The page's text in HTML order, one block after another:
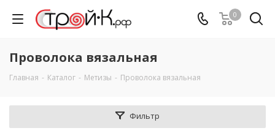
0
Проволока вязальная
Главная - Каталог - Метизы - Проволока вязальная
Фильтр